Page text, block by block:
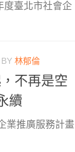
度臺北市社會企
BY 林郁倫
不再是空
續
業推廣服務計畫